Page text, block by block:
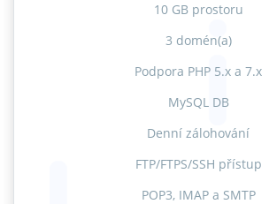
10 GB prostoru
3 domén(a)
Podpora PHP 5.x a 7.x
MySQL DB
Denní zálohování
FTP/FTPS/SSH přístup
POP3, IMAP a SMTP